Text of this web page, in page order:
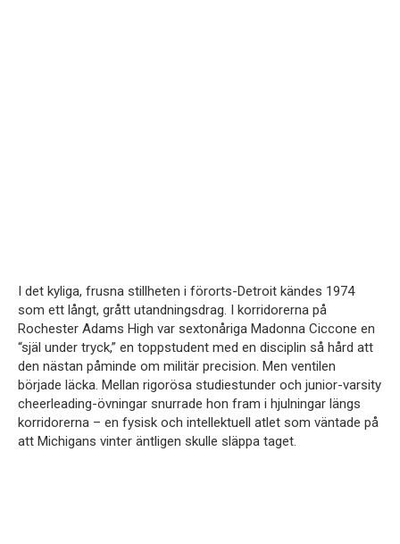
I det kyliga, frusna stillheten i förorts-Detroit kändes 1974
som ett långt, grått utandningsdrag. I korridorerna på
Rochester Adams High var sextonåriga Madonna Ciccone en
“själ under tryck,” en toppstudent med en disciplin så hård att
den nästan påminde om militär precision. Men ventilen
började läcka. Mellan rigorösa studiestunder och junior-varsity
cheerleading-övningar snurrade hon fram i hjulningar längs
korridorerna – en fysisk och intellektuell atlet som väntade på
att Michigans vinter äntligen skulle släppa taget.